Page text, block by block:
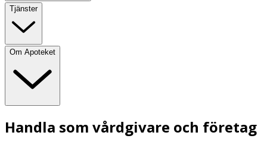
Tjänster
Om Apoteket
Handla som vårdgivare och företag